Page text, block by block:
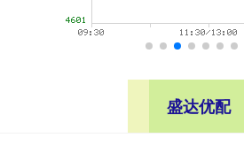
盛达优配